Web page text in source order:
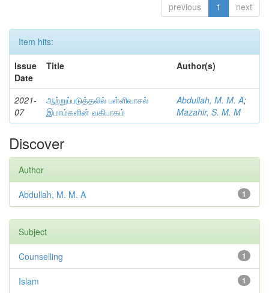
previous 1 next
Item hits:
Issue
Date
Title Author(s)
2021-
07
ஆற்றுப்படுத்தலில் பள்ளிவாசல்
இமாம்களின் வகிபாகம்
Abdullah, M. M. A;
Mazahir, S. M. M
Discover
Author
1
Abdullah, M. M. A
Subject
1
Counselling
1
Islam